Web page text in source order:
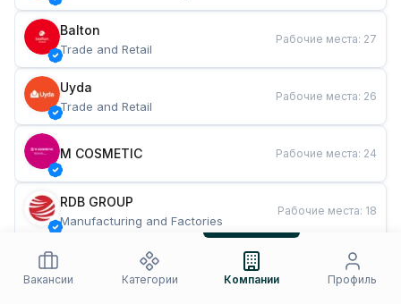
Balton
Trade and Retail
Рабочие места: 27
Uyda
Trade and Retail
Рабочие места: 26
M COSMETIC Рабочие места: 24
RDB GROUP
Manufacturing and Factories
Рабочие места: 18
Restaurants and Fast Food
Рабочие места
Вакансии
Категории Компании Профиль